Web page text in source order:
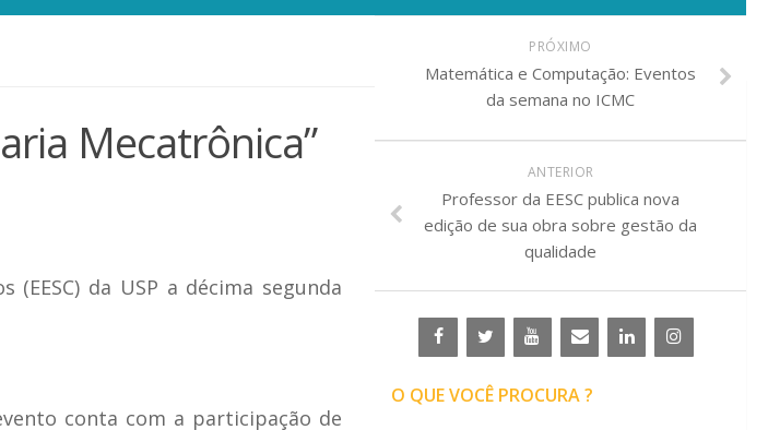
Mecatrônica”
da USP a décima segunda
conta com a participação de
PRÓXIMO
Matemática e Computação: Eventos
da semana no ICMC
ANTERIOR
Professor da EESC publica nova
edição de sua obra sobre gestão da
qualidade
O QUE VOCÊ PROCURA ?